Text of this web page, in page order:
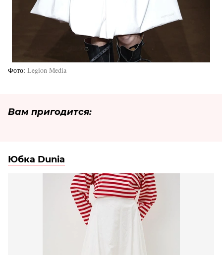
Фото Legion Media
Вам пригодится:
Юбка Dunia